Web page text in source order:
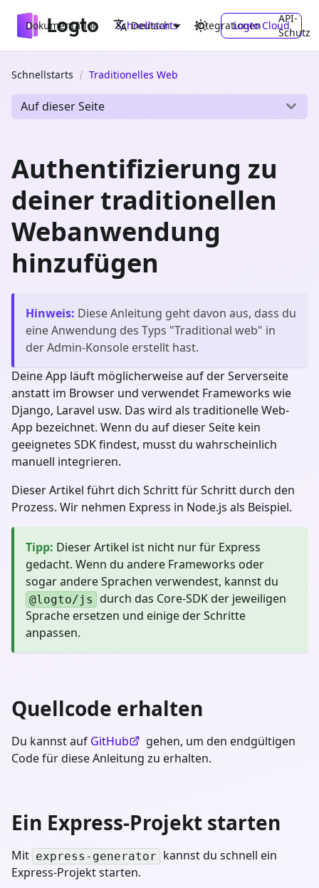
Dokumentation Schnellstarts Integrationen
API-
Schutz
Deutsch Logto Cloud
Schnellstarts Traditionelles Web
Auf dieser Seite
Authentifizierung zu
deiner traditionellen
Webanwendung
hinzufügen
Hinweis: Diese Anleitung geht davon aus, dass du
eine Anwendung des Typs "Traditional web" in
der Admin-Konsole erstellt hast.
Deine App läuft möglicherweise auf der Serverseite
anstatt im Browser und verwendet Frameworks wie
Django, Laravel usw. Das wird als traditionelle Web-
App bezeichnet. Wenn du auf dieser Seite kein
geeignetes SDK findest, musst du wahrscheinlich
manuell integrieren.
Dieser Artikel führt dich Schritt für Schritt durch den
Prozess. Wir nehmen Express in Node.js als Beispiel.
Tipp: Dieser Artikel ist nicht nur für Express
gedacht. Wenn du andere Frameworks oder
sogar andere Sprachen verwendest, kannst du
@logto/js durch das Core-SDK der jeweiligen
Sprache ersetzen und einige der Schritte
anpassen.
Quellcode erhalten
Du kannst auf GitHub
gehen, um den endgültigen
Code für diese Anleitung zu erhalten.
Ein Express-Projekt starten
Mit express-generator kannst du schnell ein
Express-Projekt starten.